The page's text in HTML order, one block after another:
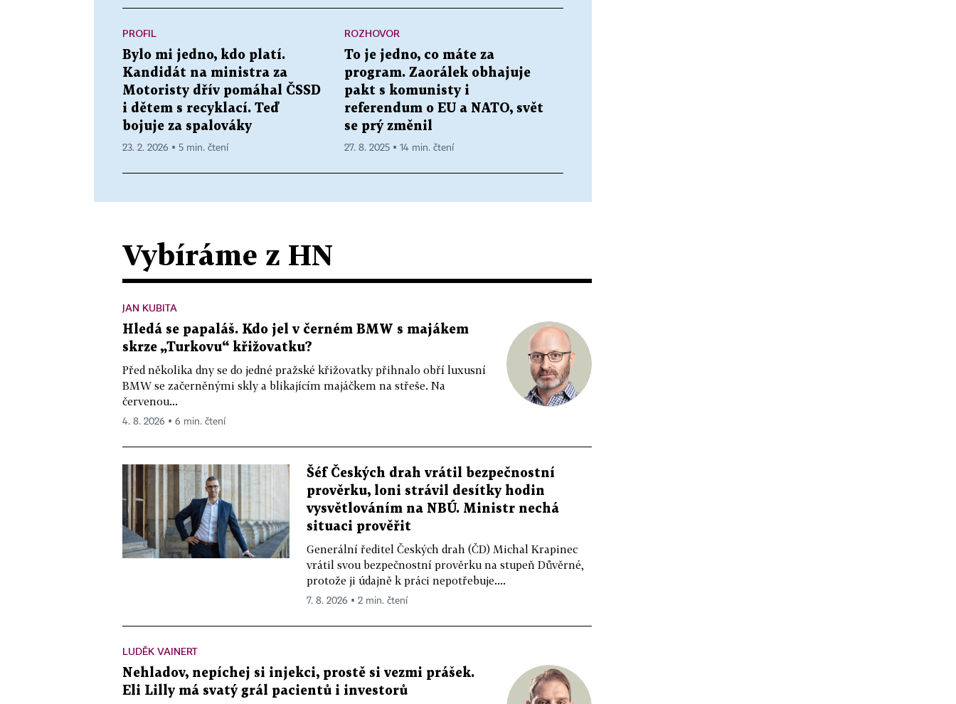
PROFIL
Bylo mi jedno, kdo platí.
Kandidát na ministra za
Motoristy dřív pomáhal ČSSD
i dětem s recyklací. Teď
bojuje za spalováky
23. 2. 2026 ▪ 5 min. čtení
ROZHOVOR
To je jedno, co máte za
program. Zaorálek obhajuje
pakt s komunisty i
referendum o EU a NATO, svět
se prý změnil
27. 8. 2025 ▪ 14 min. čtení
Vybíráme z HN
JAN KUBITA
Hledá se papaláš. Kdo jel v černém BMW s majákem
skrze „Turkovu“ křižovatku?
Před několika dny se do jedné pražské křižovatky přihnalo obří luxusní
BMW se začerněnými skly a blikajícím majáčkem na střeše. Na
červenou...
4. 8. 2026 ▪ 6 min. čtení
Šéf Českých drah vrátil bezpečnostní
prověrku, loni strávil desítky hodin
vysvětlováním na NBÚ. Ministr nechá
situaci prověřit
Generální ředitel Českých drah (ČD) Michal Krapinec
vrátil svou bezpečnostní prověrku na stupeň Důvěrné,
protože ji údajně k práci nepotřebuje....
7. 8. 2026 ▪ 2 min. čtení
LUDĚK VAINERT
Nehladov, nepíchej si injekci, prostě si vezmi prášek.
Eli Lilly má svatý grál pacientů i investorů